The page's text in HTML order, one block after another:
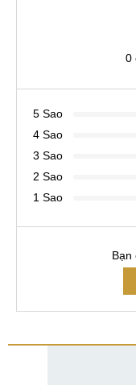
0
5 Sao
4 Sao
3 Sao
2 Sao
1 Sao
Bạn